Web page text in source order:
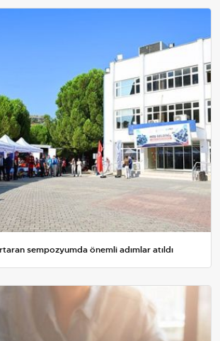
sempozyumda önemli adımlar atıldı